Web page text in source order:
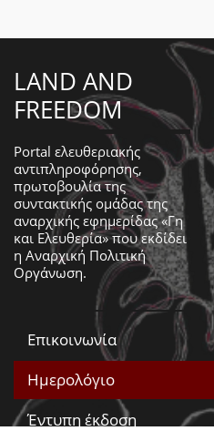
LAND AND
FREEDOM
Portal ελευθεριακής
αντιπληροφόρησης,
πρωτοβουλία της
συντακτικής ομάδας της
αναρχικής εφημερίδας «Γη
και Ελευθερία» που εκδίδει
η Αναρχική Πολιτική
Οργάνωση.
Επικοινωνία
Ημερολόγιο
Έντυπη έκδοση